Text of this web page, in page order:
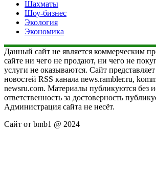
Шахматы
Шоу-бизнес
Экология
Экономика
Данный сайт не является коммерческим
сайте ни чего не продают, ни чего не
услуги не оказываются. Сайт
новостей RSS канала news.rambler.ru,
newsru.com. Материалы публикуются без
ответственность за достоверность
Администрация сайта не несёт.
Сайт от bmb1 @ 2024